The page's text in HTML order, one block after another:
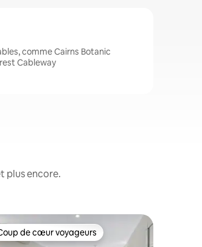
comme Cairns Botanic
Cableway
plus encore.
de cœur voyageurs les plus appréciés
de cœur voyageurs